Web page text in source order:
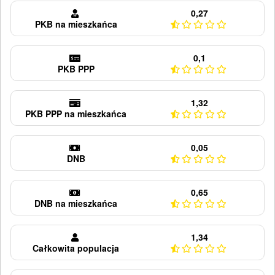
PKB na mieszkańca
0,27
PKB PPP
0,1
PKB PPP na mieszkańca
1,32
DNB
0,05
DNB na mieszkańca
0,65
Całkowita populacja
1,34